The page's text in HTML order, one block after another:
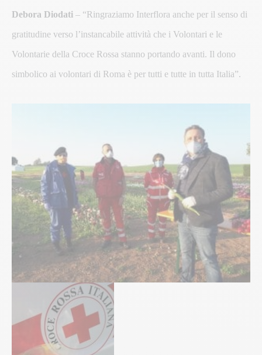
Debora Diodati – “Ringraziamo Interflora anche per il senso di
gratitudine verso l’instancabile attività che i Volontari e le
Volontarie della Croce Rossa stanno portando avanti. Il dono
simbolico ai volontari di Roma è per tutti e tutte in tutta Italia”.